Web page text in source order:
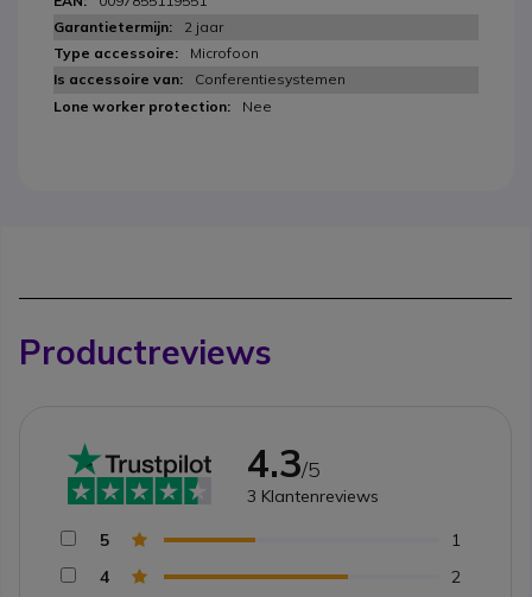
2 jaar
Microfoon
Conferentiesystemen
Nee
Productreviews
4.3/5
3 Klantenreviews
5
1
4
2